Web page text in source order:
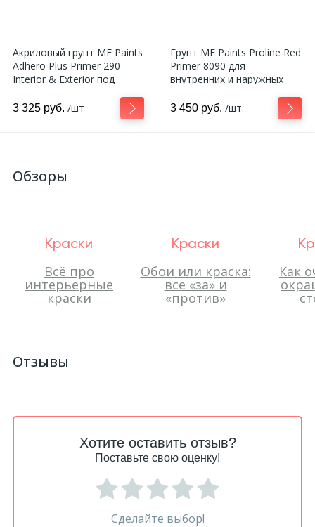
Акриловый грунт MF Paints
Adhero Plus Primer 290
Interior & Exterior под
1-3,8 л
3 325 руб. /шт
Грунт MF Paints Proline Red
Primer 8090 для
внутренних и наружных
3 450 руб. /шт
Обзоры
Краски
Всё про
интерьерные
краски
Краски
Обои или краска:
все «за» и
«против»
Как
Отзывы
Хотите оставить отзыв?
Поставьте свою оценку!
Сделайте выбор!